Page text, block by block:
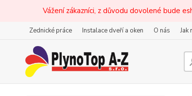
Vážení zákazníci, z důvodu dovolené bude
Zednické práce Instalace dveří a oken O nás Jak